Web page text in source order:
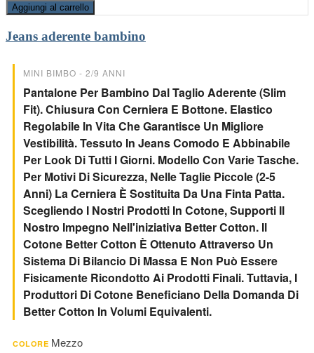
Aggiungi al carrello
Jeans aderente bambino
MINI BIMBO - 2/9 ANNI
Pantalone Per Bambino Dal Taglio Aderente (slim
Fit). Chiusura Con Cerniera E Bottone. Elastico
Regolabile In Vita Che Garantisce Un Migliore
Vestibilità. Tessuto In Jeans Comodo E Abbinabile
Per Look Di Tutti I Giorni. Modello Con Varie Tasche.
Per Motivi Di Sicurezza, Nelle Taglie Piccole (2-5
Anni) La Cerniera È Sostituita Da Una Finta Patta.
Scegliendo I Nostri Prodotti In Cotone, Supporti Il
Nostro Impegno Nell'iniziativa Better Cotton. Il
Cotone Better Cotton È Ottenuto Attraverso Un
Sistema Di Bilancio Di Massa E Non Può Essere
Fisicamente Ricondotto Ai Prodotti Finali. Tuttavia, I
Produttori Di Cotone Beneficiano Della Domanda Di
Better Cotton In Volumi Equivalenti.
COLORE Mezzo